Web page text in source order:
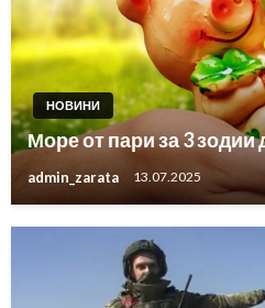
НОВИНИ
Море от пари за 3 зодии
admin_zarata 13.07.2025